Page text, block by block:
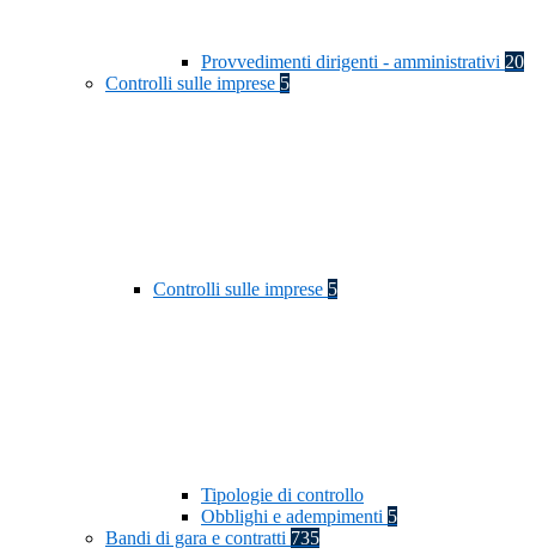
Provvedimenti dirigenti - amministrativi 20
Controlli sulle imprese 5
Controlli sulle imprese 5
Tipologie di controllo
Obblighi e adempimenti 5
Bandi di gara e contratti 735